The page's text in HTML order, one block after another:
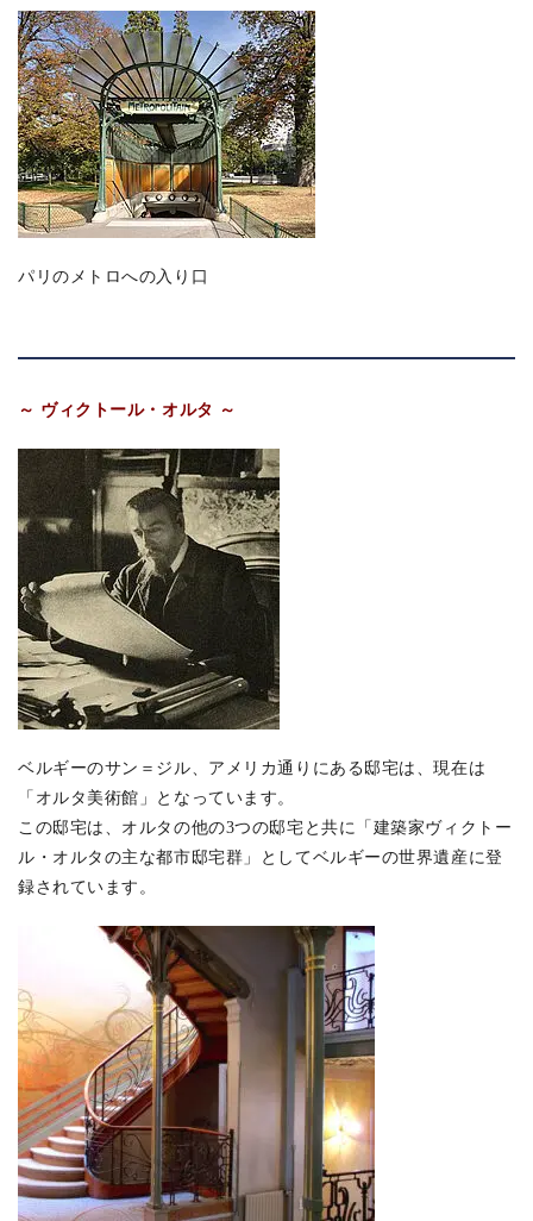
パリのメトロへの入り口
～ ヴィクトール・オルタ ～
ベルギーのサン＝ジル、アメリカ通りにある邸宅は、現在は
「オルタ美術館」となっています。
この邸宅は、オルタの他の3つの邸宅と共に「建築家ヴィクトー
ル・オルタの主な都市邸宅群」としてベルギーの世界遺産に登
録されています。